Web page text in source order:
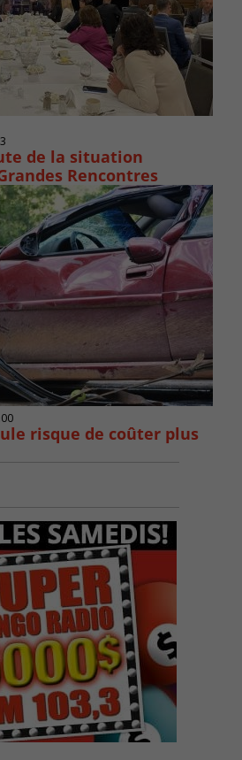
de la situation
Rencontres
risque de coûter plus